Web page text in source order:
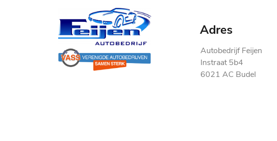
Adres
Autobedrijf Feijen
Instraat 5b4
6021 AC Budel